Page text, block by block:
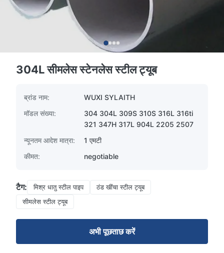
304L सीमलेस स्टेनलेस स्टील ट्यूब
ब्रांड नाम:
WUXI SYLAITH
मॉडल संख्या:
304 304L 309S 310S 316L 316ti
321 347H 317L 904L 2205 2507
न्यूनतम आदेश मात्रा:
1 एमटी
कीमत:
negotiable
टैग: मिश्र धातु स्टील पाइप
ठंड खींचा स्टील ट्यूब
सीमलेस स्टील ट्यूब
अभी पूछताछ करें